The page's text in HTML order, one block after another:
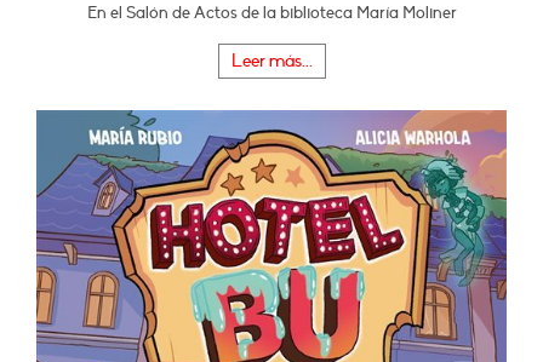
En el Salón de Actos de la biblioteca María Moliner
Leer más...